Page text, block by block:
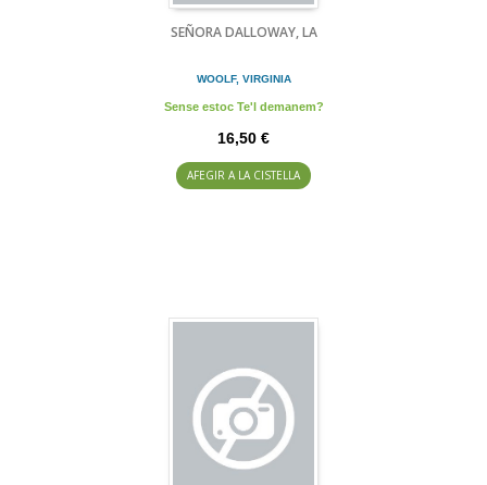
SEÑORA DALLOWAY, LA
WOOLF, VIRGINIA
Sense estoc Te'l demanem?
16,50 €
AFEGIR A LA CISTELLA